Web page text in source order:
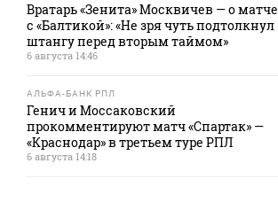
Вратарь «Зенита» Москвичев — о матче
с «Балтикой»: «Не зря чуть подтолкнул
штангу перед вторым таймом»
6 августа 14:46
АЛЬФА-БАНК РПЛ
Генич и Моссаковский
прокомментируют матч «Спартак» —
«Краснодар» в третьем туре РПЛ
6 августа 14:18